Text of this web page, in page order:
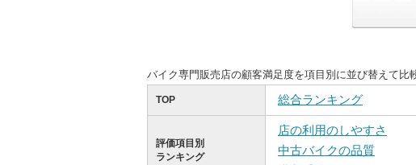
バイク専門販売店の顧客満足度を項目別に並び替えて比
TOP 総合ランキング
評価項目別
ランキング
店の利用のしやすさ
中古バイクの品質